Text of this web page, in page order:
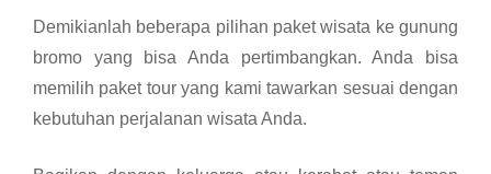
Demikianlah beberapa pilihan paket wisata ke gunung
bromo yang bisa Anda pertimbangkan. Anda bisa
memilih paket tour yang kami tawarkan sesuai dengan
kebutuhan perjalanan wisata Anda.